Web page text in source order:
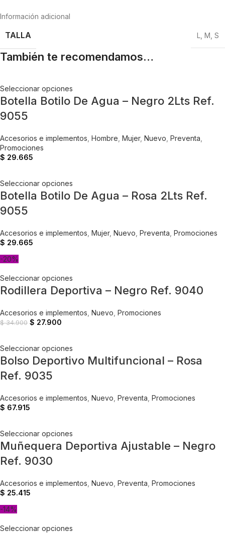
Información adicional
TALLA L M S
También te recomendamos…
Seleccionar opciones
Botella Botilo De Agua – Negro 2Lts Ref.
9055
Accesorios e implementos Hombre Mujer, Nuevo Preventa
Promociones
$ 29.665
Seleccionar opciones
Botella Botilo De Agua – Rosa 2Lts Ref.
9055
Accesorios e implementos Mujer, Nuevo Preventa Promociones
$ 29.665
-20%
Seleccionar opciones
Rodillera Deportiva – Negro Ref. 9040
Accesorios e implementos Nuevo Promociones
$34.900 $ 27.900
Seleccionar opciones
Bolso Deportivo Multifuncional – Rosa
Ref. 9035
Accesorios e implementos Nuevo Preventa Promociones
$ 67.915
Seleccionar opciones
Muñequera Deportiva Ajustable – Negro
Ref. 9030
Accesorios e implementos Nuevo Preventa Promociones
$ 25.415
-14%
Seleccionar opciones